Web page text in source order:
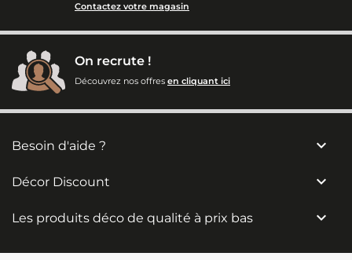
Contactez votre magasin
On recrute !
Découvrez nos offres en cliquant ici
Besoin d'aide ? 
Décor Discount 
Les produits déco de qualité à prix bas 